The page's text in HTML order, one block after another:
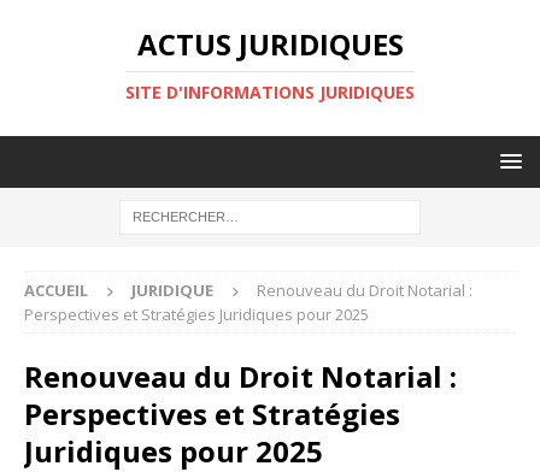
ACTUS JURIDIQUES
SITE D'INFORMATIONS JURIDIQUES
ACCUEIL JURIDIQUE
Renouveau du Droit Notarial :
Perspectives et Stratégies Juridiques pour 2025
Renouveau du Droit Notarial :
Perspectives et Stratégies
Juridiques pour 2025